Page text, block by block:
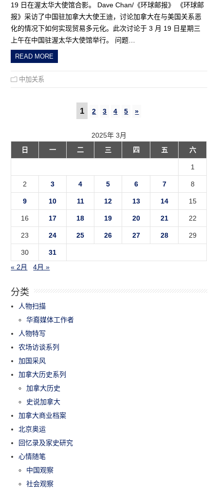
19 日在渥太华大使馆合影。 Dave Chan/《环球邮报》 《环球邮
报》采访了中国驻加拿大大使王迪，讨论加拿大在与美国关系恶
化的情况下如何实现贸易多元化。此次讨论于 3 月 19 日星期三
上午在中国驻渥太华大使馆举行。 问题…
READ MORE
中加关系
1 2 3 4 5 »
2025年 3月
日
一 二 三 四 五 六
1
2 3 4 5 6 7 8
9 10 11 12 13 14 15
16 17 18 19 20 21 22
23 24 25 26 27 28 29
30
31
« 2月
4月 »
分类
人物扫描
华裔媒体工作者
人物特写
农场访谈系列
加国采风
加拿大历史系列
加拿大历史
史说加拿大
加拿大商业档案
北京奥运
回忆录及家史研究
心情随笔
中国观察
社会观察